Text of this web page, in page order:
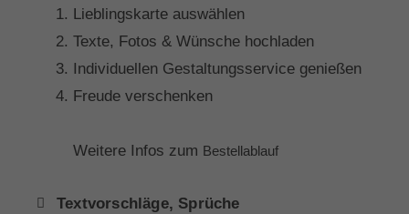
Lieblingskarte auswählen
Texte, Fotos & Wünsche hochladen
Individuellen Gestaltungsservice genießen
Freude verschenken
Weitere Infos zum Bestellablauf
Textvorschläge, Sprüche